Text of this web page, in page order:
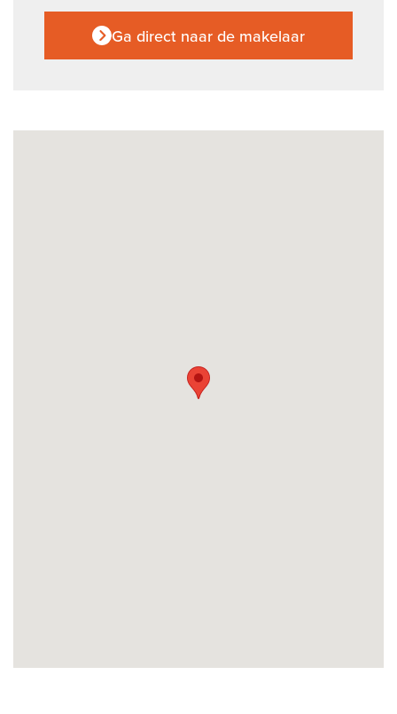
Ga direct naar de makelaar